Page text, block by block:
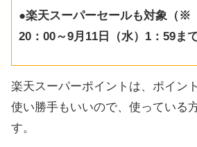
●楽天スーパーセールも対象（※
20：00～9月11日（水）1：59まで
楽天スーパーポイントは、ポイン
使い勝手もいいので、使っている
す。